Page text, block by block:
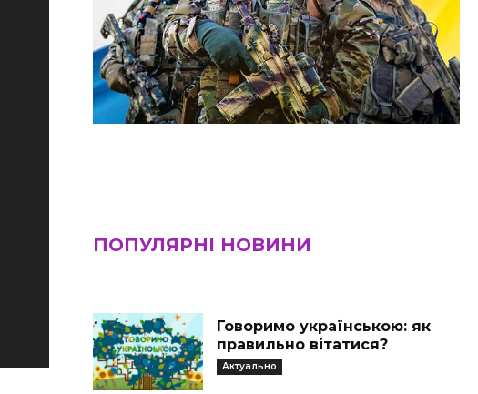
ПОПУЛЯРНІ НОВИНИ
Говоримо українською: як
правильно вітатися?
Актуально